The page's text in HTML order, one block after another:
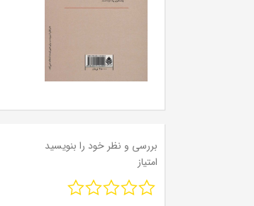
بررسی و نظر خود را بنویسید
امتیاز